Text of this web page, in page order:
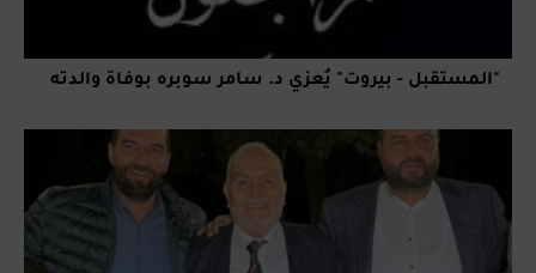
"المستقبل - بيروت" يُعزي د. سامر سوبره بوفاة والدته